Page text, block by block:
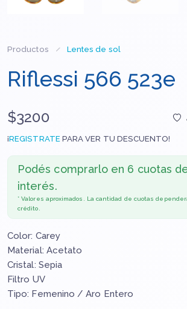
Productos Lentes de sol
Riflessi 566 523e
$3200
¡REGISTRATEPARA VER TU DESCUENTO!
Podés comprarlo en 6 cuotas
interés.
* Valores aproximados. La cantidad de cuotas
crédito.
Color: Carey
Material: Acetato
Cristal: Sepia
Filtro UV
Tipo: Femenino / Aro Entero